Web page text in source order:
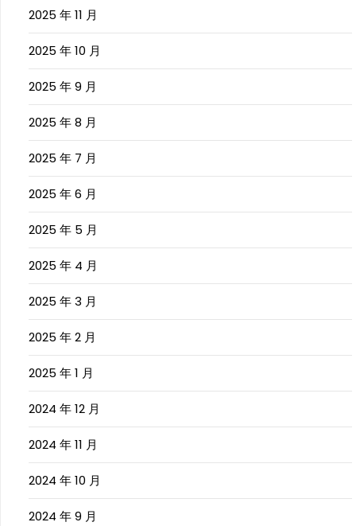
2025 年 11 月
2025 年 10 月
2025 年 9 月
2025 年 8 月
2025 年 7 月
2025 年 6 月
2025 年 5 月
2025 年 4 月
2025 年 3 月
2025 年 2 月
2025 年 1 月
2024 年 12 月
2024 年 11 月
2024 年 10 月
2024 年 9 月